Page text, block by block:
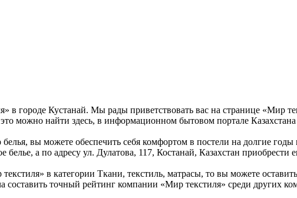
в городе Кустанай. Мы рады приветствовать вас на странице «Мир
можно найти здесь, в информационном бытовом портале Казахстана
вы можете обеспечить себя комфортом в постели на долгие
а по адресу ул. Дулатова, 117, Костанай, Казахстан приобрести
в категории Ткани, текстиль, матрасы, то вы можете
точный рейтинг компании «Мир текстиля» среди других